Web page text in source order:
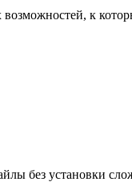
к
без установки